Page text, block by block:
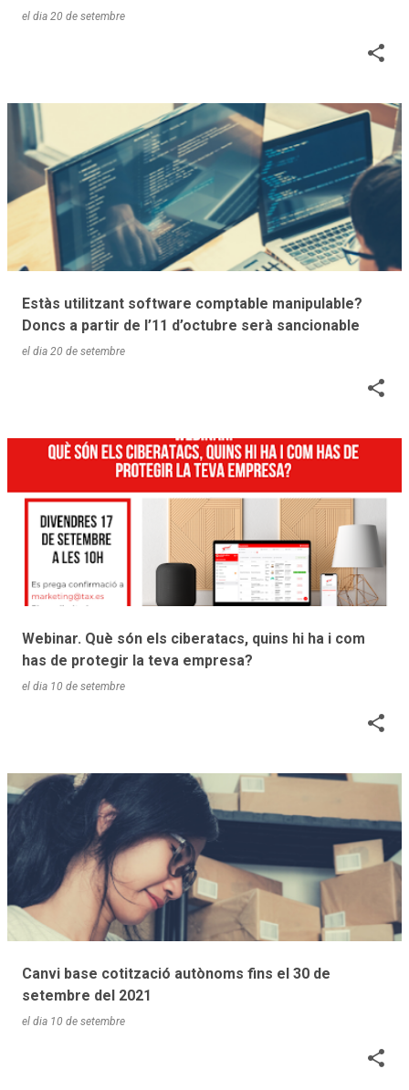
el dia 20 de setembre
Estàs utilitzant software comptable manipulable?
Doncs a partir de l’11 d’octubre serà sancionable
el dia 20 de setembre
Webinar. Què són els ciberatacs, quins hi ha i com
has de protegir la teva empresa?
el dia 10 de setembre
Canvi base cotització autònoms fins el 30 de
setembre del 2021
el dia 10 de setembre